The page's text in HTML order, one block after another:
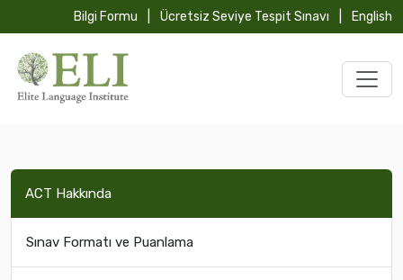
Bilgi Formu Ücretsiz Seviye Tespit Sınavı English
ACT Hakkında
Sınav Formatı ve Puanlama